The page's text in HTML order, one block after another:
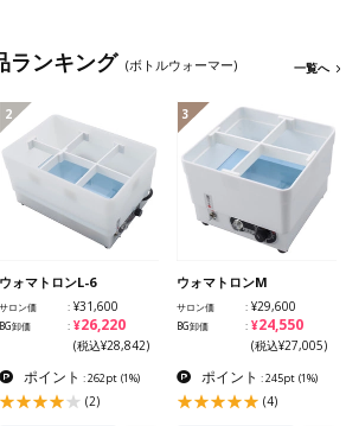
ランキング (ボトルウォーマー) 一覧へ
2
ウォマトロンL-6
サロン価 ¥31,600
BG卸価 ¥26,220
(税込¥28,842)
ポイント : 262pt (1%)
(2)
3
ウォマトロンM
サロン価 ¥29,600
BG卸価 ¥24,550
(税込¥27,005)
ポイント : 245pt (1%)
(4)